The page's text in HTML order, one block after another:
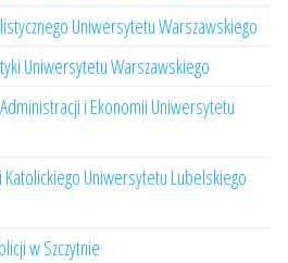
Uniwersytetu Warszawskiego
Uniwersytetu Warszawskiego
i Ekonomii Uniwersytetu
Uniwersytetu Lubelskiego
w Szczytnie